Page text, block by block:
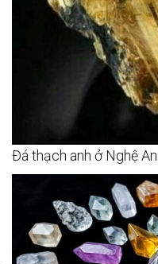
Đá thạch anh ở Nghệ